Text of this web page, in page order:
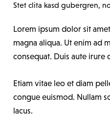
Stet clita kasd gubergren,
Lorem ipsum dolor sit
magna aliqua. Ut enim ad
consequat. Duis aute
Etiam vitae leo et diam
congue euismod. Nullam
lacus.